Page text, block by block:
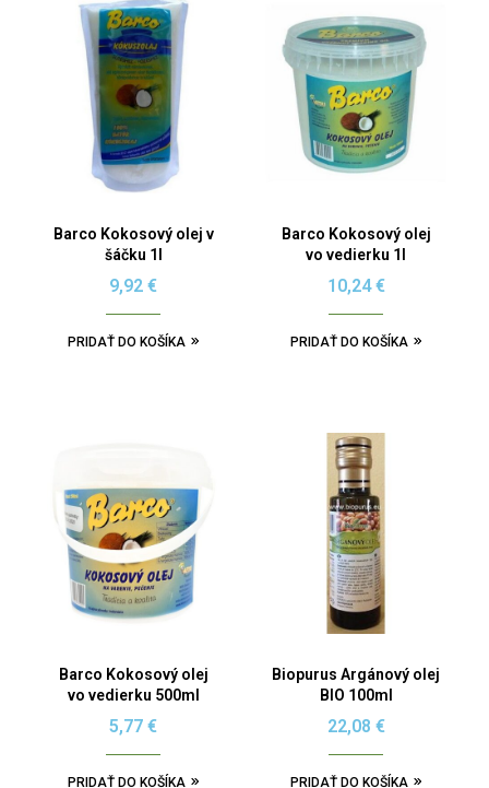
Barco Kokosový olej v
šáčku 1l
9,92 €
PRIDAŤ DO KOŠÍKA
Barco Kokosový olej
vo vedierku 1l
10,24€
PRIDAŤ DO KOŠÍKA
Barco Kokosový olej
vo vedierku 500ml
5,77 €
PRIDAŤ DO KOŠÍKA
Biopurus Argánový olej
BIO 100ml
22,08 €
PRIDAŤ DO KOŠÍKA